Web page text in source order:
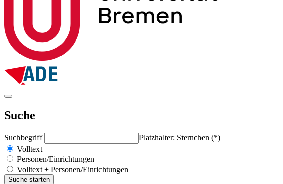
Suche
Suchbegriff
Platzhalter: Sternchen (*)
Volltext
Personen/Einrichtungen
Volltext + Personen/Einrichtungen